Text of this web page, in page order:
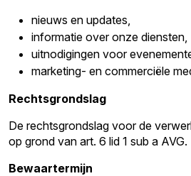
nieuws en updates,
informatie over onze diensten,
uitnodigingen voor
marketing- en commerciële
Rechtsgrondslag
De rechtsgrondslag voor de
op grond van art. 6 lid 1 sub a AVG.
Bewaartermijn